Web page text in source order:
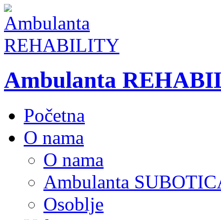
Ambulanta
Početna
O nama
O nama
Ambulanta
Osoblje